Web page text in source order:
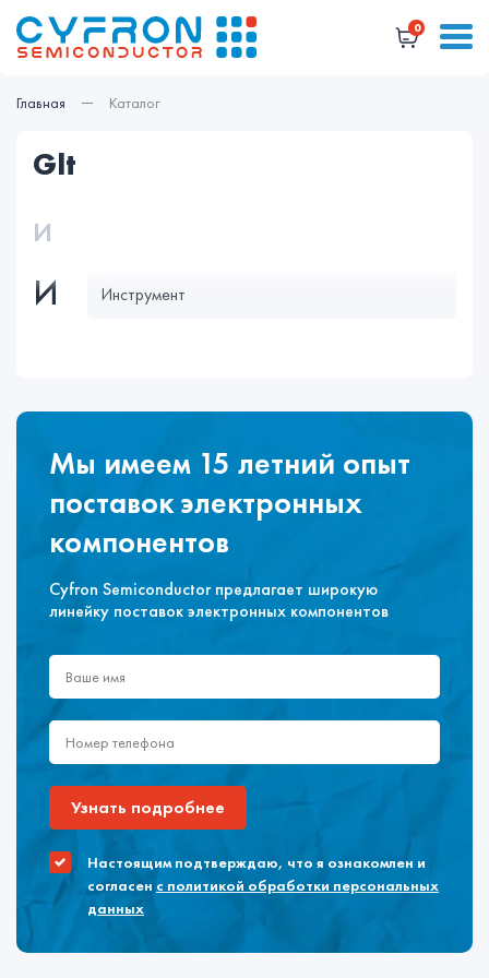
0
Главная Каталог
glt
И
И Инструмент
Мы имеем 15 летний опыт
поставок электронных
компонентов
Cyfron Semiconductor предлагает широкую
линейку поставок электронных компонентов
Узнать подробнее
Настоящим подтверждаю, что я ознакомлен и
согласен с политикой обработки персональных
данных